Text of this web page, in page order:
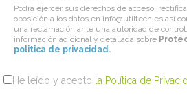
Podrá ejercer sus derechos de acceso,
oposición a los datos en info@utiltech.es así
una reclamación ante una autoridad de
información adicional y detallada sobre
politica de privacidad.
He leído y acepto la Política de